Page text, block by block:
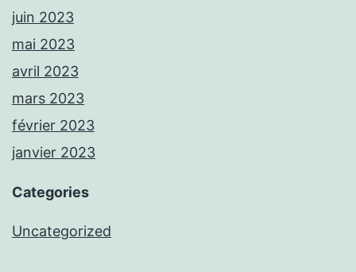
juin 2023
mai 2023
avril 2023
mars 2023
février 2023
janvier 2023
Categories
Uncategorized